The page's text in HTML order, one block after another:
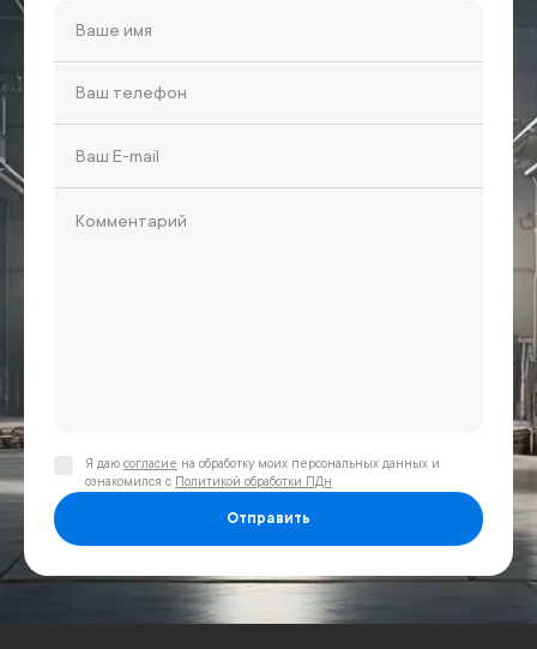
Отправить
Я даю согласие на обработку моих персональных данных и
ознакомился с Политикой обработки ПДн